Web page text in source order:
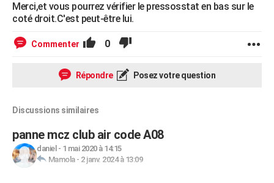
Merci,et vous pourrez vérifier le pressosstat en bas sur le
coté droit.C'est peut-être lui.
Commenter 0
Répondre Posez votre question
Discussions similaires
panne mcz club air code A08
daniel - 1 mai 2020 à 14:15
Mamola- 2 janv. 2024 à 13:09